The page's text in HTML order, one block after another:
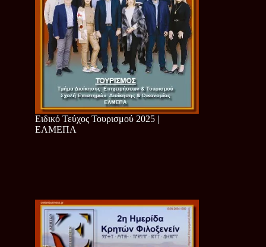
Ειδικό Τεύχος Τουρισμού 2025 |
ΕΛΜΕΠΑ